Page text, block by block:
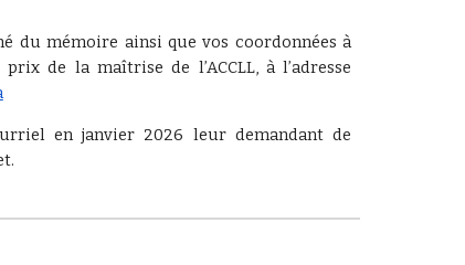
du mémoire ainsi que vos coordonnées à
de la maîtrise de l’ACCLL, à l’adresse
en janvier 2026 leur demandant de